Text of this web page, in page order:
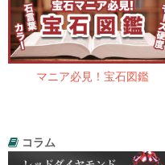
マニア必見！宝石図鑑
コラム